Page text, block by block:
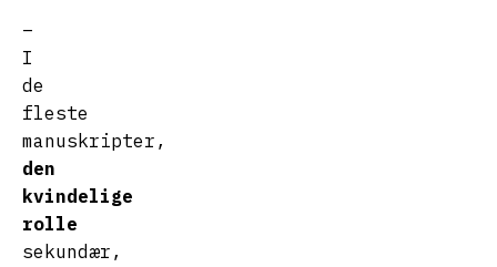
–
I
de
fleste
manuskripter,
den
kvindelige
rolle
sekundær,